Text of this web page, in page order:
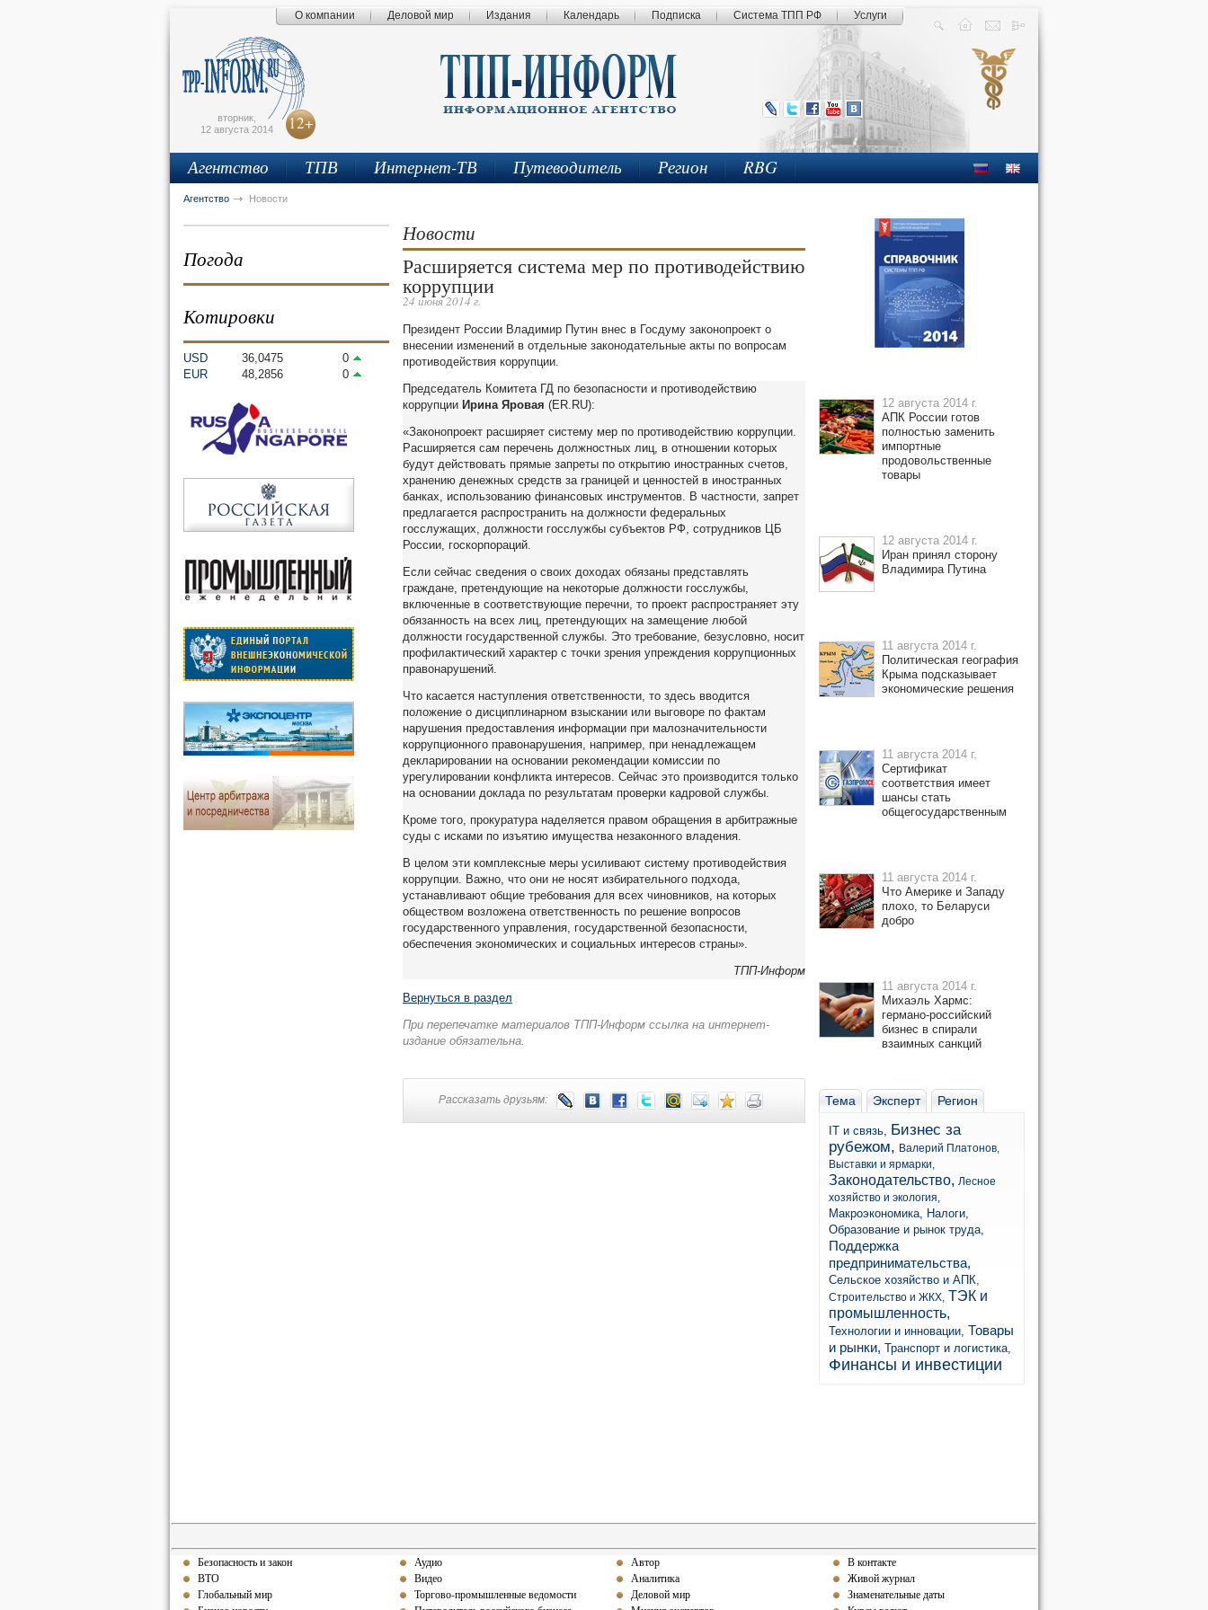
О компании Деловой мир Издания Календарь Подписка Система ТПП РФ Услуги
вторник,
12 августа 2014
12+
Агентство ТПВ Интернет-ТВ Путеводитель Регион RBG
Агентство Новости
Погода
Котировки
USD 36,0475
0
EUR
48,2856 0
Новости
Расширяется система мер по противодействию
коррупции
24 июня 2014 г.
Президент России Владимир Путин внес в Госдуму законопроект о
внесении изменений в отдельные законодательные акты по вопросам
противодействия коррупции.
Председатель Комитета ГД по безопасности и противодействию
коррупции Ирина Яровая (ER.RU):
«Законопроект расширяет систему мер по противодействию коррупции.
Расширяется сам перечень должностных лиц, в отношении которых
будут действовать прямые запреты по открытию иностранных счетов,
хранению денежных средств за границей и ценностей в иностранных
банках, использованию финансовых инструментов. В частности, запрет
предлагается распространить на должности федеральных
госслужащих, должности госслужбы субъектов РФ, сотрудников ЦБ
России, госкорпораций.
Если сейчас сведения о своих доходах обязаны представлять
граждане, претендующие на некоторые должности госслужбы,
включенные в соответствующие перечни, то проект распространяет эту
обязанность на всех лиц, претендующих на замещение любой
должности государственной службы. Это требование, безусловно, носит
профилактический характер с точки зрения упреждения коррупционных
правонарушений.
Что касается наступления ответственности, то здесь вводится
положение о дисциплинарном взыскании или выговоре по фактам
нарушения предоставления информации при малозначительности
коррупционного правонарушения, например, при ненадлежащем
декларировании на основании рекомендации комиссии по
урегулировании конфликта интересов. Сейчас это производится только
на основании доклада по результатам проверки кадровой службы.
Кроме того, прокуратура наделяется правом обращения в арбитражные
суды с исками по изъятию имущества незаконного владения.
В целом эти комплексные меры усиливают систему противодействия
коррупции. Важно, что они не носят избирательного подхода,
устанавливают общие требования для всех чиновников, на которых
обществом возложена ответственность по решение вопросов
государственного управления, государственной безопасности,
обеспечения экономических и социальных интересов страны».
ТПП-Информ
Вернуться в раздел
При перепечатке материалов ТПП-Информ ссылка на интернет-
издание обязательна.
Рассказать друзьям:
12 августа 2014 г.
АПК России готов
полностью заменить
импортные
продовольственные
товары
12 августа 2014 г.
Иран принял сторону
Владимира Путина
11 августа 2014 г.
Политическая география
Крыма подсказывает
экономические решения
11 августа 2014 г.
Сертификат
соответствия имеет
шансы стать
общегосударственным
11 августа 2014 г.
Что Америке и Западу
плохо, то Беларуси
добро
11 августа 2014 г.
Михаэль Хармс:
германо-российский
бизнес в спирали
взаимных санкций
Тема Эксперт Регион
IT и связь, Бизнес за
рубежом, Валерий Платонов,
Выставки и ярмарки,
Законодательство, Лесное
хозяйство и экология,
Макроэкономика, Налоги,
Образование и рынок труда,
Поддержка
предпринимательства,
Сельское хозяйство и АПК,
Строительство и ЖКХ, ТЭК и
промышленность,
Технологии и инновации, Товары
и рынки, Транспорт и логистика,
Финансы и инвестиции
Безопасность и закон
ВТО
Глобальный мир
Аудио
Видео
Торгово-промышленные ведомости
Автор
Аналитика
Деловой мир
В контакте
Живой журнал
Знаменательные даты